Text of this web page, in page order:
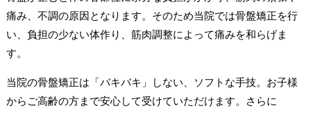
痛み、不調の原因となります。そのため当院では骨盤矯正を行
い、負担の少ない体作り、筋肉調整によって痛みを和らげま
す。
当院の骨盤矯正は「バキバキ」しない、ソフトな手技。お子様
からご高齢の方まで安心して受けていただけます。さらに